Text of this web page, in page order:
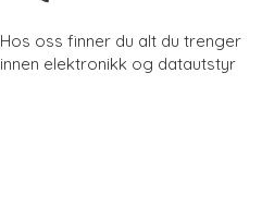
Hos oss finner du alt du trenger
innen elektronikk og datautstyr